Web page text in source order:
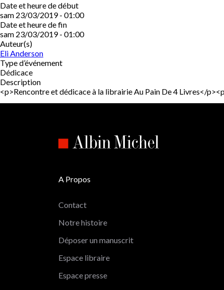
Date et heure de début
sam 23/03/2019 - 01:00
Date et heure de fin
sam 23/03/2019 - 01:00
Auteur(s)
Eli Anderson
Type d’événement
Dédicace
Description
<p>Rencontre et dédicace à la librairie Au Pain De 4 Livres</
A Propos
Contact
Notre histoire
Déposer un manuscrit
Espace libraire
Espace presse